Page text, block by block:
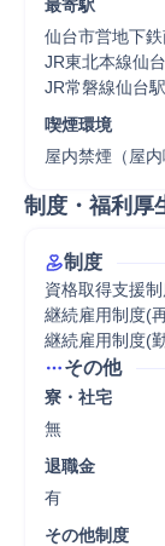
最寄駅
仙台市営地下
JR東北本線仙
JR常磐線仙台
喫煙環境
屋内禁煙（屋内
制度・福利厚
制度
資格取得支援制
継続雇用制度(
継続雇用制度(
その他
寮・社宅
無
退職金
有
その他制度